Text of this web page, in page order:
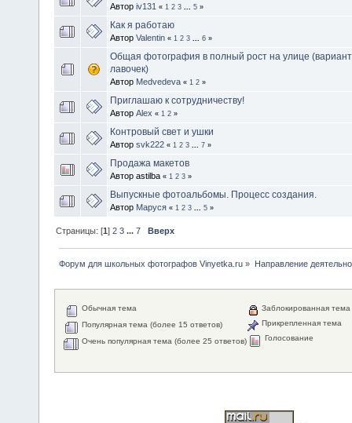
Автор iv131 « 1 2 3 5 »
Как я работаю
Автор Valentin « 1 2 3 6 »
Общая фотография в полный рост на улице
лавочек)
Автор Medvedeva « 1 2 »
Приглашаю к сотрудничеству!
Автор Alex « 1 2 »
Контровый свет и ушки
Автор svk222 « 1 2 3 7 »
Продажа макетов
Автор astilba « 1 2 3 »
Выпускные фотоальбомы. Процесс создания.
Автор Маруся « 1 2 3 5 »
Страницы: [1]2 3 ...7 Вверх
Форум для школьных фотографов Vinyetka.ru » Направление
Обычная тема
Популярная тема (более 15 ответов)
Очень популярная тема (более 25 ответов)
Заблокированная тема
Прикрепленная тема
Голосование